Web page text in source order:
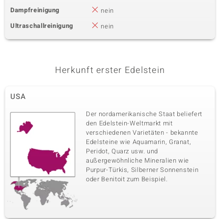
Dampfreinigung
nein
Ultraschallreinigung
nein
Herkunft erster Edelstein
USA
Der nordamerikanische Staat beliefert
den Edelstein-Weltmarkt mit
verschiedenen Varietäten - bekannte
Edelsteine wie Aquamarin, Granat,
Peridot, Quarz usw. und
außergewöhnliche Mineralien wie
Purpur-Türkis, Silberner Sonnenstein
oder Benitoit zum Beispiel.